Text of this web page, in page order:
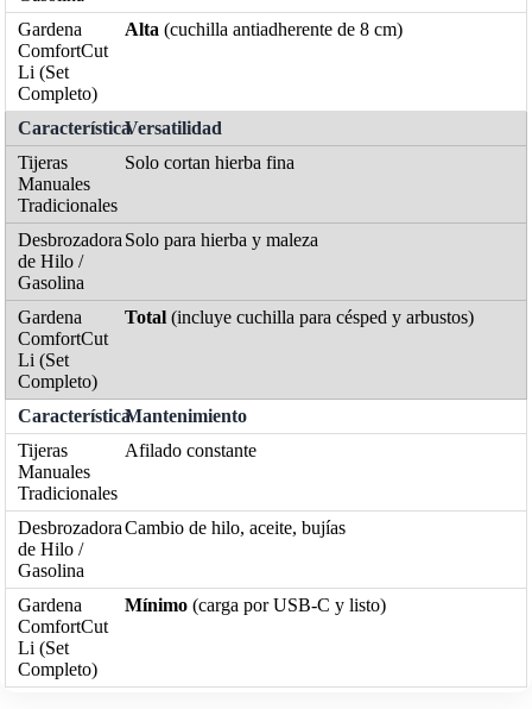
Alta (cuchilla antiadherente de 8 cm)
Versatilidad
Solo cortan hierba fina
Solo para hierba y maleza
Total(incluye cuchilla para césped y arbustos)
Mantenimiento
Afilado constante
Cambio de hilo, aceite, bujías
Mínimo(carga por USB-C y listo)